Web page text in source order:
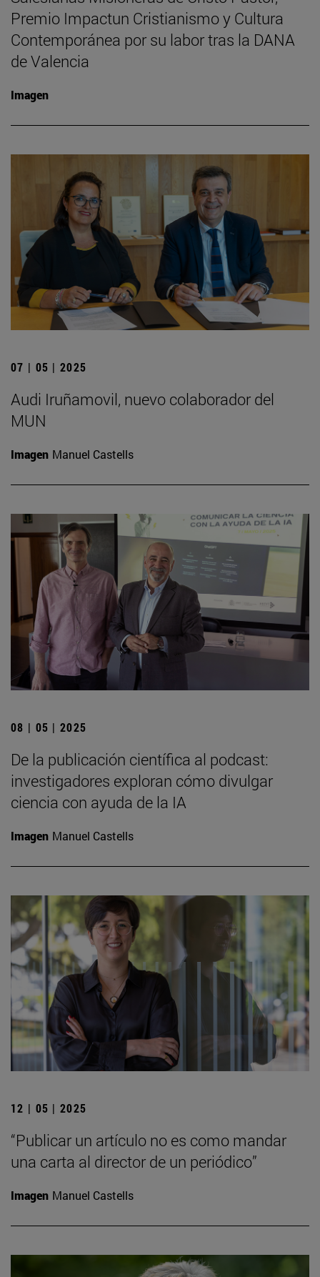
Premio Impactun Cristianismo y Cultura
Contemporánea por su labor tras la DANA
de Valencia
Imagen
07 | 05 | 2025
Audi Iruñamovil, nuevo colaborador del
MUN
Imagen Manuel Castells
08 | 05 | 2025
De la publicación científica al podcast:
investigadores exploran cómo divulgar
ciencia con ayuda de la IA
Imagen Manuel Castells
12 | 05 | 2025
“Publicar un artículo no es como mandar
una carta al director de un periódico”
Imagen Manuel Castells